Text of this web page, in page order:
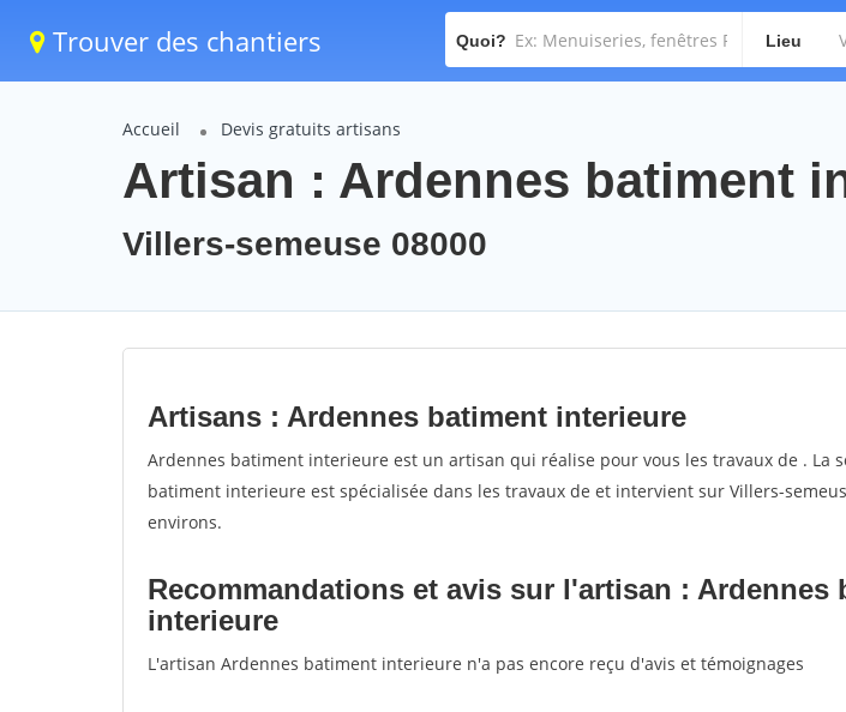
Trouver des chantiers Quoi? Lieu
Accueil Devis gratuits artisans
Artisan : Ardennes batiment
Villers-semeuse 08000
Artisans : Ardennes batiment interieure
Ardennes batiment interieure est un artisan qui réalise pour vous les travaux de . La
batiment interieure est spécialisée dans les travaux de et intervient sur Villers-
environs.
Recommandations et avis sur l'artisan : Ardennes
interieure
L'artisan Ardennes batiment interieure n'a pas encore reçu d'avis et témoignages